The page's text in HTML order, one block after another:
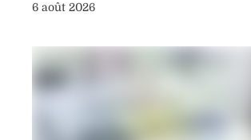
6 août 2026